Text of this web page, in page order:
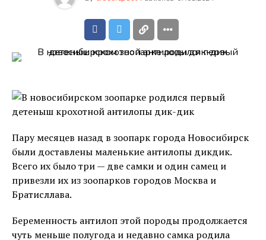
Пару месяцев назад в зоопарк города Новосибирск
были доставлены маленькие антилопы дикдик.
Всего их было три — две самки и один самец и
привезли их из зоопарков городов Москва и
Братисллава.
Беременность антилоп этой породы продолжается
чуть меньше полугода и недавно самка родила